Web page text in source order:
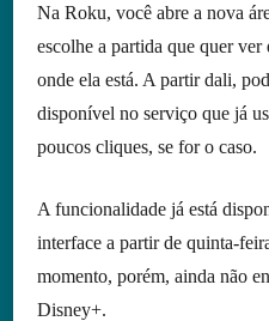
Na Roku, você abre a nova
escolhe a partida que quer ver
onde ela está. A partir dali,
disponível no serviço que já
poucos cliques, se for o caso.
A funcionalidade já está
interface a partir de quinta-
momento, porém, ainda não
Disney+.